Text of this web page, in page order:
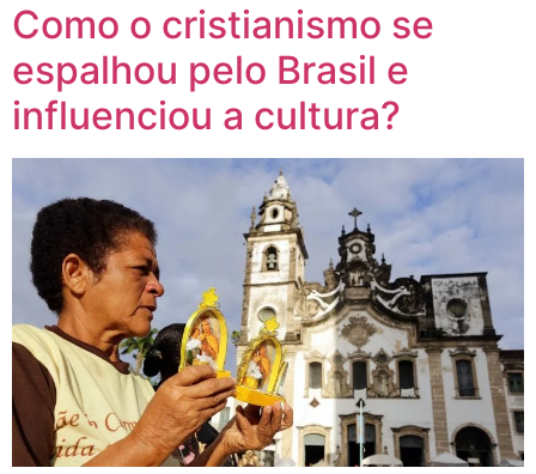
Como o cristianismo se
espalhou pelo Brasil e
influenciou a cultura?